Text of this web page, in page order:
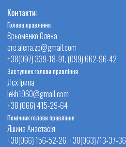
Контакти:
Голова правління
Єрьоменко Олена
ere.alena.zp@gmail.com
+38(097) 339-18-91, (099) 662-96-42
Заступник голови правління
Лєх Ірина
lekh1960@gmail.com
+38 (066) 415-29-64
Помічник голови правління
Яшина Анастасія
+38(066) 156-52-26, +38(063)713-37-36